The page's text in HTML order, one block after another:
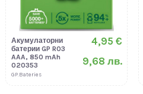
Акумулаторни
батерии GP R03
AAA, 850 mAh
020353
GP.Bateries
4,95 €
9,68 лв.